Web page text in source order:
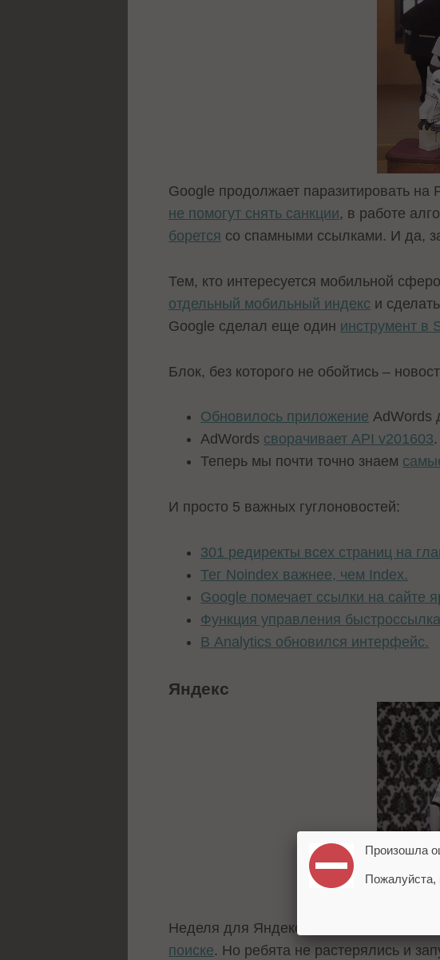
Google продолжает паразитировать
не помогут снять санкции, в работе
борется со спамными ссылками. И да,
Тем, кто интересуется мобильной
отдельный мобильный индекс и
Google сделал еще один инструмент в
Блок, без которого не обойтись –
Обновилось приложение AdWords
AdWords сворачивает API v201603.
Теперь мы почти точно знаем
И просто 5 важных гуглоновостей:
301 редиректы всех страниц на
Тег Noindex важнее, чем Index.
Google помечает ссылки на сайте
Функция управления
В Analytics обновился интерфейс.
Яндекс
Неделя для Яндекса началась не
поиске. Но ребята не растерялись и
Произошла
Пожалуйста,